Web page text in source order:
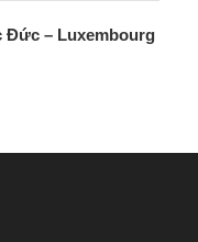
Đức – Luxembourg